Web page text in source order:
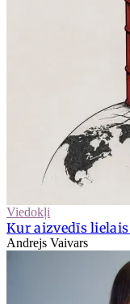
Viedokļi
Kur aizvedīs
Andrejs Vaivars